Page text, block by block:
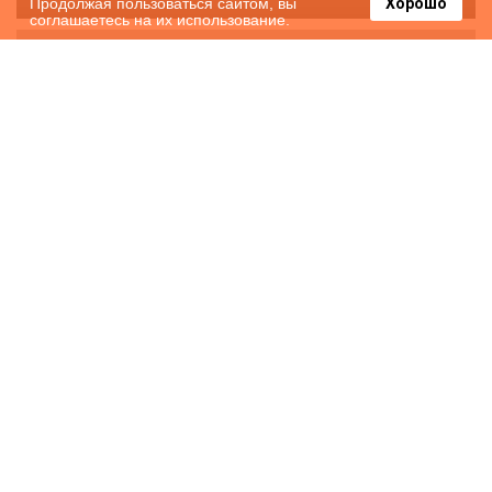
соглашаетесь на их использование.